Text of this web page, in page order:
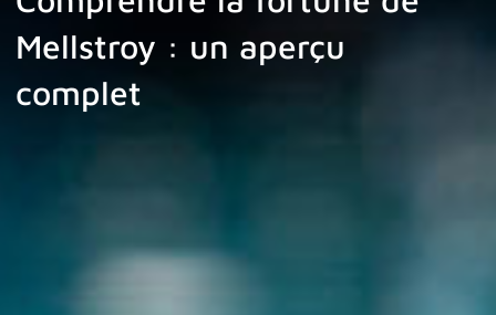
Mellstroy : un aperçu
complet